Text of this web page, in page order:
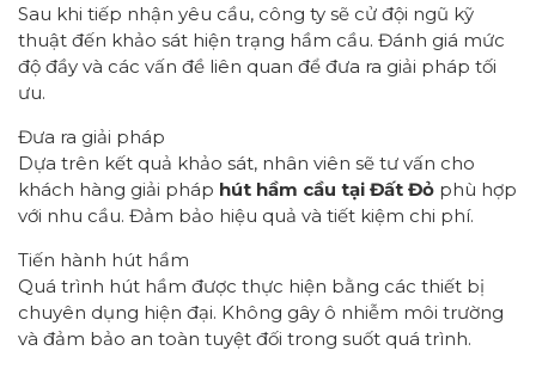
Sau khi tiếp nhận yêu cầu, công ty sẽ cử đội ngũ kỹ
thuật đến khảo sát hiện trạng hầm cầu. Đánh giá mức
độ đầy và các vấn đề liên quan để đưa ra giải pháp tối
ưu.
Đưa ra giải pháp
Dựa trên kết quả khảo sát, nhân viên sẽ tư vấn cho
khách hàng giải pháp hút hầm cầu tại Đất Đỏ phù hợp
với nhu cầu. Đảm bảo hiệu quả và tiết kiệm chi phí.
Tiến hành hút hầm
Quá trình hút hầm được thực hiện bằng các thiết bị
chuyên dụng hiện đại. Không gây ô nhiễm môi trường
và đảm bảo an toàn tuyệt đối trong suốt quá trình.